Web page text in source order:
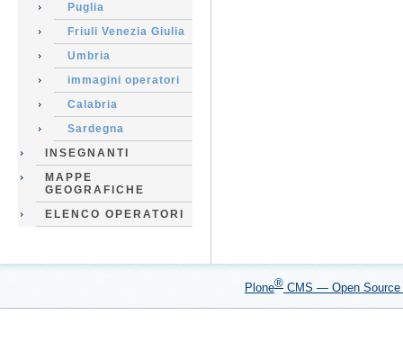
Puglia
Friuli Venezia Giulia
Umbria
immagini operatori
Calabria
Sardegna
INSEGNANTI
MAPPE
GEOGRAFICHE
ELENCO OPERATORI
Plone® CMS — Open Source